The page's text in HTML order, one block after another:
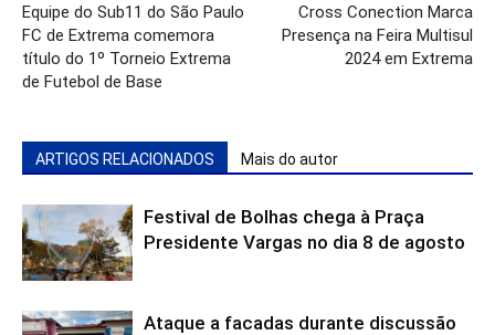
Equipe do Sub11 do São Paulo
FC de Extrema comemora
título do 1º Torneio Extrema
de Futebol de Base
Cross Conection Marca
Presença na Feira Multisul
2024 em Extrema
ARTIGOS RELACIONADOS Mais do autor
Festival de Bolhas chega à Praça
Presidente Vargas no dia 8 de agosto
Ataque a facadas durante discussão